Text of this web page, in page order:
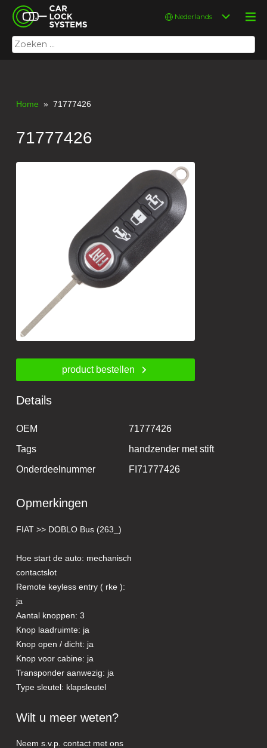
content
Car Lock Systems
Car Lock Systems
Zoeken
naar:
Kies
taal
Home » 71777426
71777426
product bestellen
Details
OEM
71777426
Tags
handzender met stift
Onderdeelnummer
FI71777426
Opmerkingen
FIAT >> DOBLO Bus (263_)
Hoe start de auto: mechanisch
contactslot
Remote keyless entry ( rke ):
ja
Aantal knoppen: 3
Knop laadruimte: ja
Knop open / dicht: ja
Knop voor cabine: ja
Transponder aanwezig: ja
Type sleutel: klapsleutel
Wilt u meer weten?
Neem s.v.p. contact met ons